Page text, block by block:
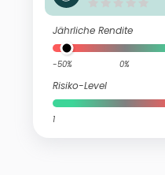
g
Jährliche Rendite
-50% 0%
Risiko-Level
1